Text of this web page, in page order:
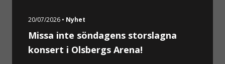
20/07/2026 • Nyhet
Missa inte söndagens storslagna
konsert i Olsbergs Arena!